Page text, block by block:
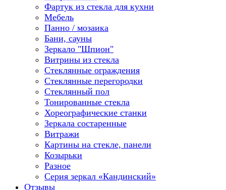
Фартук из стекла для кухни
Мебель
Панно / мозаика
Бани, сауны
Зеркало "Шпион"
Витрины из стекла
Стеклянные ограждения
Стеклянные перегородки
Стеклянный пол
Тонированные стекла
Хореографические станки
Зеркала состаренные
Витражи
Картины на стекле, панели
Козырьки
Разное
Серия зеркал «Кандинский»
Отзывы